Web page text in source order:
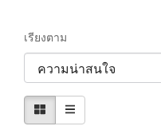
เรียงตาม